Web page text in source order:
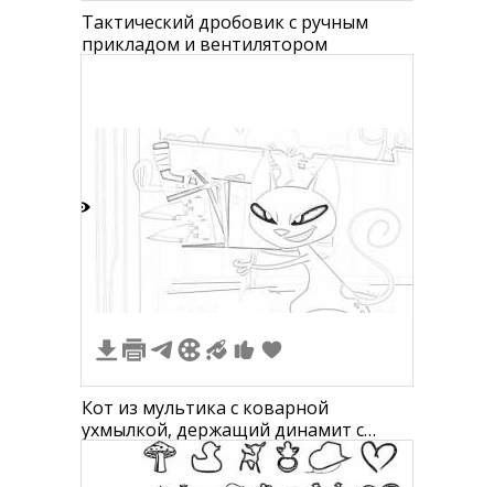
Тактический дробовик с ручным
прикладом и вентилятором
Кот из мультика с коварной
ухмылкой, держащий динамит с
примотанным вентилятором на
фоне забора и деревьев